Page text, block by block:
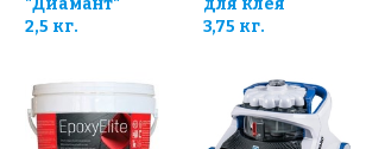
2,5 кг.
3,75 кг.